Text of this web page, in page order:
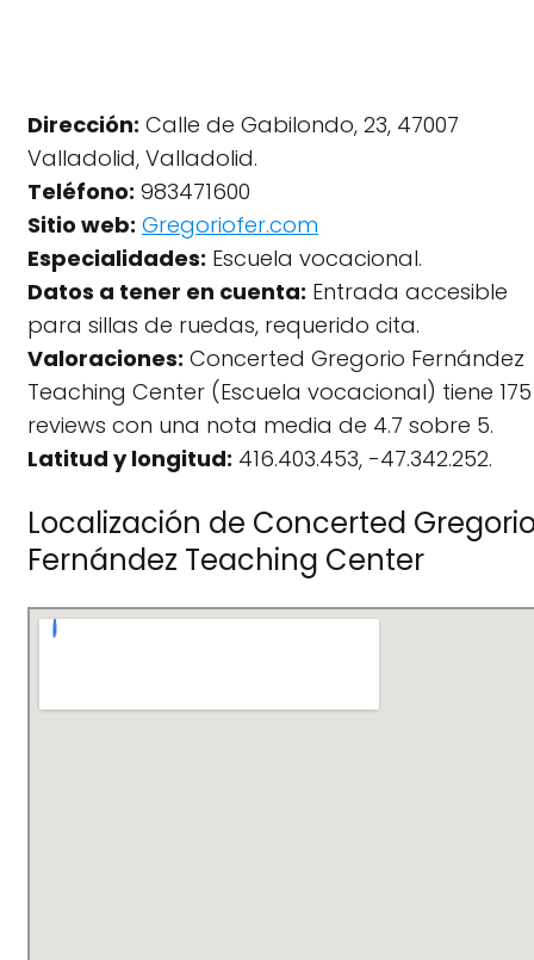
Dirección: Calle de Gabilondo, 23, 47007
Valladolid, Valladolid.
Teléfono: 983471600
Sitio web: Gregoriofer.com
Especialidades: Escuela vocacional.
Datos a tener en cuenta: Entrada accesible
para sillas de ruedas, requerido cita.
Valoraciones: Concerted Gregorio Fernández
Teaching Center (Escuela vocacional) tiene 175
reviews con una nota media de 4.7 sobre 5.
Latitud y longitud: 416.403.453, -47.342.252.
Localización de Concerted
Fernández Teaching Center